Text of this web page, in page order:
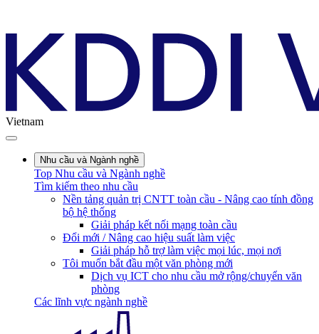
Vietnam
Nhu cầu và Ngành nghề
Top Nhu cầu và Ngành nghề
Tìm kiếm theo nhu cầu
Nền tảng quản trị CNTT toàn cầu - Nâng cao tính đồng
bộ hệ thống
Giải pháp kết nối mạng toàn cầu
Đổi mới / Nâng cao hiệu suất làm việc
Giải pháp hỗ trợ làm việc mọi lúc, mọi nơi
Tôi muốn bắt đầu một văn phòng mới
Dịch vụ ICT cho nhu cầu mở rộng/chuyển văn
phòng
Các lĩnh vực ngành nghề